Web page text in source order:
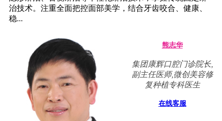
治技术。注重全面把控面部美学，结合牙齿咬合、健康、
稳...
熊志华
集团康辉口腔门诊院长,
副主任医师,微创美容修
复种植专科医生
在线客服